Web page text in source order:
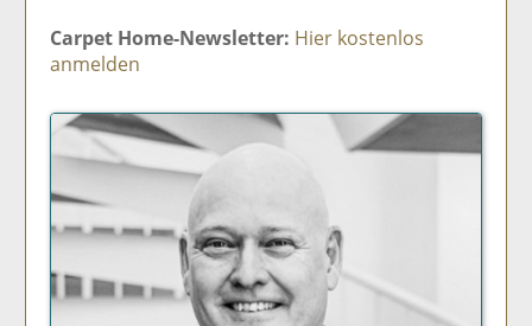
Carpet Home-Newsletter: Hier kostenlos
anmelden